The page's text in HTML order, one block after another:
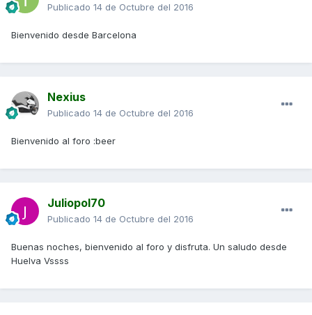
Publicado 14 de Octubre del 2016
Bienvenido desde Barcelona
Nexius
Publicado 14 de Octubre del 2016
Bienvenido al foro :beer
Juliopol70
Publicado 14 de Octubre del 2016
Buenas noches, bienvenido al foro y disfruta. Un saludo desde
Huelva Vssss